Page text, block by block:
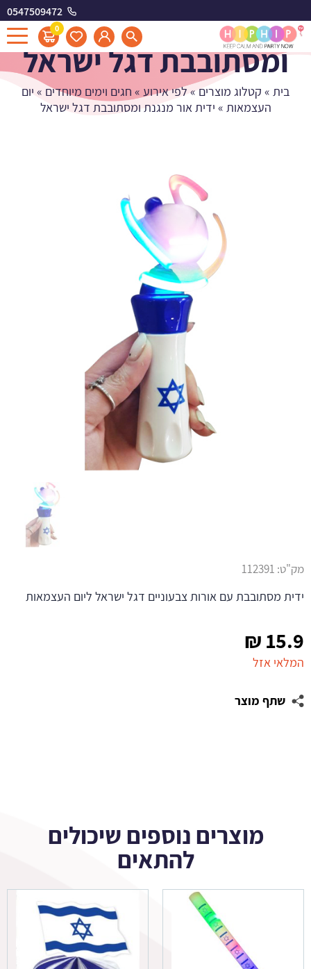
0547509472
0 ידית אור מנגנת
ומסתובבת דגל ישראל
בית » קטלוג מוצרים »לפי אירוע » חגים וימים מיוחדים » יום
העצמאות » ידית אור מנגנת ומסתובבת דגל ישראל
15.9
₪
המלאי אזל
שתף מוצר
מק"ט: 112391
ידית מסתובבת עם אורות צבעוניים דגל ישראל ליום העצמאות
מוצרים נוספים שיכולים
להתאים